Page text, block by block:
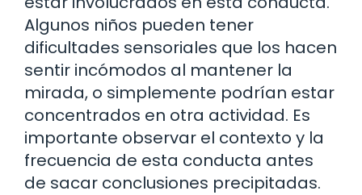
Algunos niños pueden tener
dificultades sensoriales que los hacen
sentir incómodos al mantener la
mirada, o simplemente podrían estar
concentrados en otra actividad. Es
importante observar el contexto y la
frecuencia de esta conducta antes
de sacar conclusiones precipitadas.